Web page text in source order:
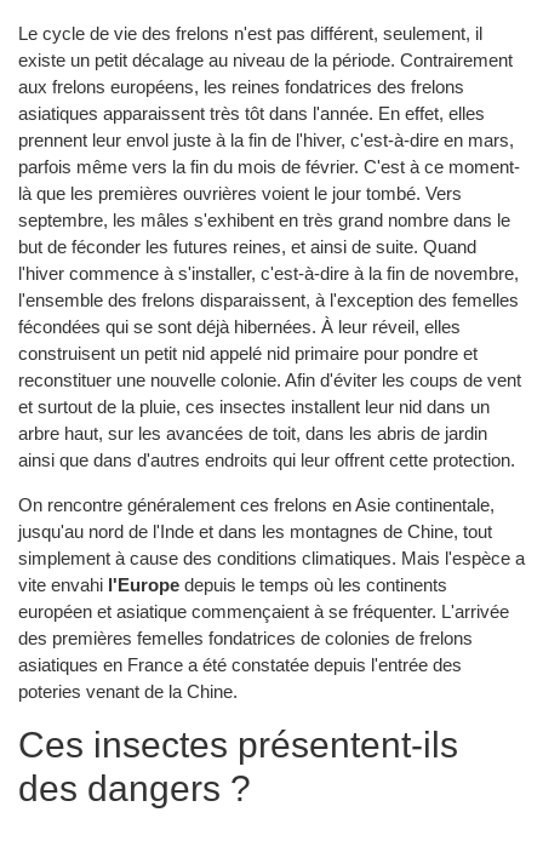
Le cycle de vie des frelons n'est pas différent, seulement, il
existe un petit décalage au niveau de la période. Contrairement
aux frelons européens, les reines fondatrices des frelons
asiatiques apparaissent très tôt dans l'année. En effet, elles
prennent leur envol juste à la fin de l'hiver, c'est-à-dire en mars,
parfois même vers la fin du mois de février. C'est à ce moment-
là que les premières ouvrières voient le jour tombé. Vers
septembre, les mâles s'exhibent en très grand nombre dans le
but de féconder les futures reines, et ainsi de suite. Quand
l'hiver commence à s'installer, c'est-à-dire à la fin de novembre,
l'ensemble des frelons disparaissent, à l'exception des femelles
fécondées qui se sont déjà hibernées. À leur réveil, elles
construisent un petit nid appelé nid primaire pour pondre et
reconstituer une nouvelle colonie. Afin d'éviter les coups de vent
et surtout de la pluie, ces insectes installent leur nid dans un
arbre haut, sur les avancées de toit, dans les abris de jardin
ainsi que dans d'autres endroits qui leur offrent cette protection.
On rencontre généralement ces frelons en Asie continentale,
jusqu'au nord de l'Inde et dans les montagnes de Chine, tout
simplement à cause des conditions climatiques. Mais l'espèce a
vite envahi l'Europe depuis le temps où les continents
européen et asiatique commençaient à se fréquenter. L'arrivée
des premières femelles fondatrices de colonies de frelons
asiatiques en France a été constatée depuis l'entrée des
poteries venant de la Chine.
Ces insectes présentent-ils
des dangers ?